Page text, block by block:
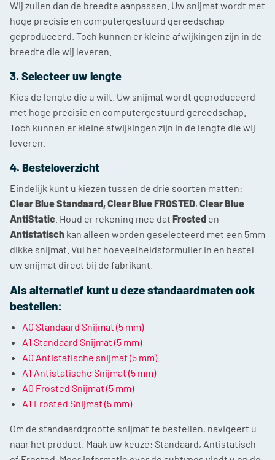
Wij zullen dan de breedte aanpassen. Uw snijmat wordt met
hoge precisie en computergestuurd gereedschap
geproduceerd. Toch kunnen er kleine afwijkingen zijn in de
breedte die wij leveren.
3. Selecteer uw lengte
Kies de lengte die u wilt. Uw snijmat wordt geproduceerd
met hoge precisie en computergestuurd gereedschap.
Toch kunnen er kleine afwijkingen zijn in de lengte die wij
leveren.
4. Besteloverzicht
Eindelijk kunt u kiezen tussen de drie soorten matten:
Clear Blue Standaard,Clear Blue FROSTED, Clear Blue
AntiStatic . Houd er rekening mee dat Frosted en
Antistatisch kan alleen worden geselecteerd met een 5mm
dikke snijmat. Vul het hoeveelheidsformulier in en bestel
uw snijmat direct bij de fabrikant.
Als alternatief kunt u deze standaardmaten ook
bestellen:
A0 Standaard Snijmat (5 mm)
A1 Standaard Snijmat (5 mm)
A0 Antistatische snijmat (5 mm)
A1 Antistatische Snijmat (5 mm)
A0 Frosted Snijmat (5 mm)
A1 Frosted Snijmat (5 mm)
Om de standaardgrootte snijmat te bestellen, navigeert u
naar het product. Maak uw keuze: Standaard, Antistatisch